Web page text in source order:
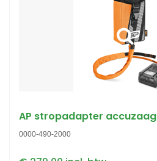
AP stropadapter accuzaag
0000-490-2000